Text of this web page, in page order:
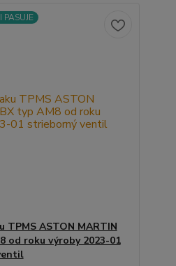
TPMS ASTON MARTIN
od roku výroby 2023-01